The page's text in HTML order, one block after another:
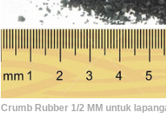
Crumb Rubber 1/2 MM untuk